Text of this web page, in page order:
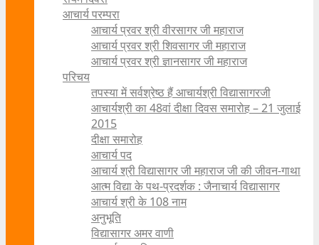
आचार्य परम्परा
आचार्य प्रवर श्री वीरसागर जी महाराज
आचार्य प्रवर श्री शिवसागर जी महाराज
आचार्य प्रवर श्री ज्ञानसागर जी महाराज
परिचय
तपस्या में सर्वश्रेष्ठ हैं आचार्यश्री विद्यासागरजी
आचार्यश्री का 48वां दीक्षा दिवस समारोह – 21 जुलाई
2015
दीक्षा समारोह
आचार्य पद
आचार्य श्री विद्यासागर जी महाराज जी की जीवन-गाथा
आत्म विद्या के पथ-प्रदर्शक : जैनाचार्य विद्यासागर
आचार्य श्री के 108 नाम
अनुभूति
विद्यासागर अमर वाणी